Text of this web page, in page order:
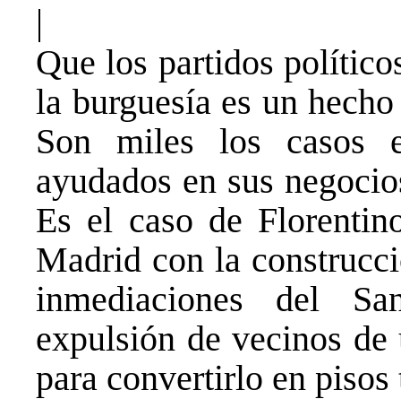
|
Que los partidos
la burguesía es un
Son miles los casos
ayudados en sus
Es el caso de
Madrid con la
inmediaciones del
expulsión de vecinos
para convertirlo en